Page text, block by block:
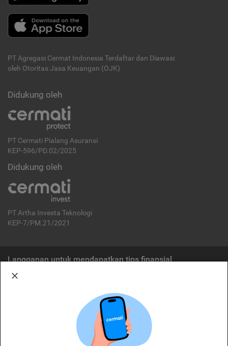
PT Agregasi Cermat Indonesia Terdaftar dan Diawasi
oleh Otoritas Jasa Keuangan (OJK)
Didukung oleh
PT Cermati Pialang Asuransi
KEP-596/PD.02/2025
Didukung oleh
PT Artha Investa Teknologi
KEP-7/PM.21/2021
Langganan untuk mendapatkan tips finansial
Cermati merupakan penyelenggara agregasi jasa keuangan yang terdaftar di
OJK. Oleh karena itu, produk dan/atau layanan jasa keuangan yang
ditawarkan bukan merupakan produk dan/atau layanan jasa keuangan yang
diterbitkan oleh Cermati dan Cermati tidak bertanggung jawab atas tuntutan